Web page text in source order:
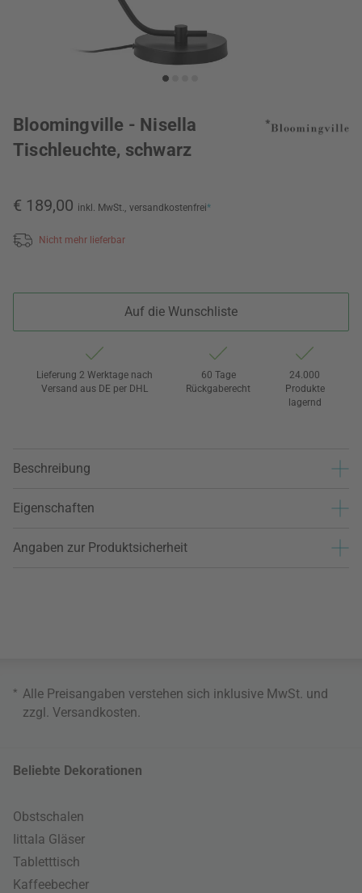
Bloomingville - Nisella
Tischleuchte, schwarz
€ 189,00 inkl. MwSt., versandkostenfrei*
Nicht mehr lieferbar
Auf die Wunschliste
Lieferung 2 Werktage nach
Versand aus DE per DHL
60 Tage
Rückgaberecht
24.000
Produkte
lagernd
Beschreibung
Eigenschaften
Angaben zur Produktsicherheit
* Alle Preisangaben verstehen sich inklusive MwSt. und
zzgl. Versandkosten
Beliebte Dekorationen
Obstschalen
Iittala Gläser
Tabletttisch
Kaffeebecher